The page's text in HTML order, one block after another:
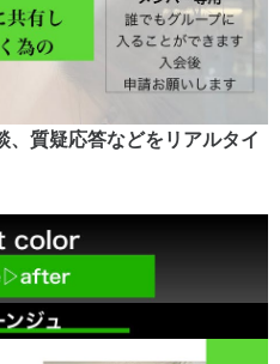
、質疑応答などをリアルタイ